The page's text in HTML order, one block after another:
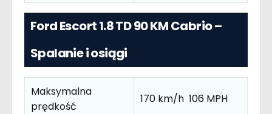
Ford Escort 1.8 TD 90 KM Cabrio –
Spalanie i osiągi
Maksymalna
prędkość
170 km/h 106 MPH